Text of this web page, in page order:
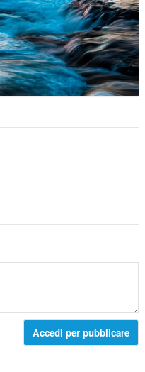
Accedi per pubblicare